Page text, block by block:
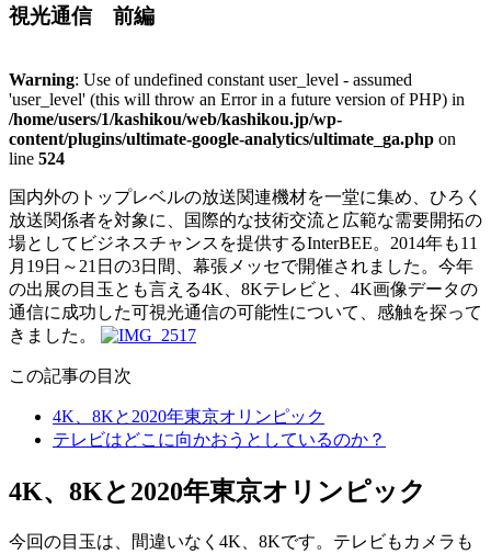
視光通信 前編
Warning: Use of undefined constant user_level - assumed
'user_level' (this will throw an Error in a future version of PHP) in
/home/users/1/kashikou/web/kashikou.jp/wp-
content/plugins/ultimate-google-analytics/ultimate_ga.php on
line 524
国内外のトップレベルの放送関連機材を一堂に集め、ひろく
放送関係者を対象に、国際的な技術交流と広範な需要開拓の
場としてビジネスチャンスを提供するInterBEE。2014年も11
月19日～21日の3日間、幕張メッセで開催されました。今年
の出展の目玉とも言える4K、8Kテレビと、4K画像データの
通信に成功した可視光通信の可能性について、感触を探って
きました。
この記事の目次
4K、8Kと2020年東京オリンピック
テレビはどこに向かおうとしているのか？
4K、8Kと2020年東京オリンピック
今回の目玉は、間違いなく4K、8Kです。テレビもカメラも